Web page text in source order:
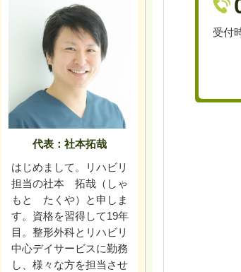
受付
代表：社本拓哉
はじめまして。リハビリ
担当の社本 拓哉（しゃ
もと たくや）と申しま
す。 資格を習得して19年
目。整形外科とリハビリ
中心デイサービスに勤務
し、様々な方を担当させ